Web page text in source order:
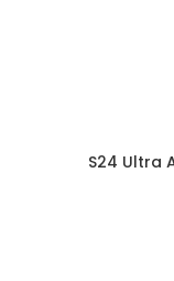
S24 Ultra